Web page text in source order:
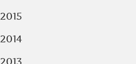
2015
2014
2013